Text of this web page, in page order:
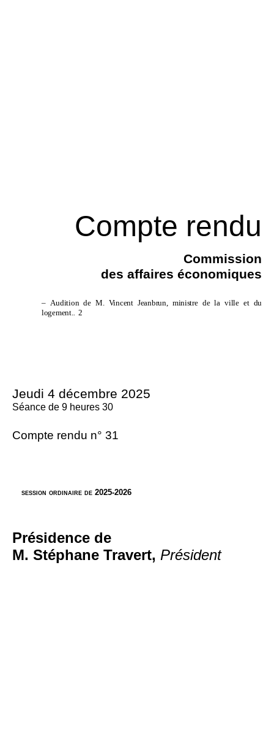
Compte rendu
Commission
des affaires économiques
–Audition de M. Vincent Jeanbrun, ministre de la ville et du
logement.. 2
Jeudi 4 décembre 2025
Séance de 9 heures 30
Compte rendu n° 31
session ordinaire de 2025-2026
Présidence de
M. Stéphane Travert, Président